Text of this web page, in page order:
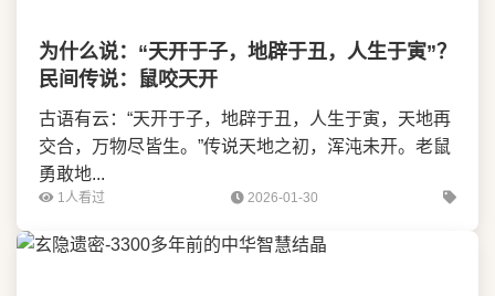
为什么说：“天开于子，地辟于丑，人生于寅”？
民间传说：鼠咬天开
古语有云：“天开于子，地辟于丑，人生于寅，天地再
交合，万物尽皆生。”传说天地之初，浑沌未开。老鼠
勇敢地...
1人看过 2026-01-30